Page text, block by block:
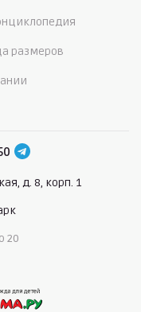
размеров
д. 8, корп. 1
20